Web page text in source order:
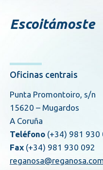
Escoitámoste
Oficinas centrais
Punta Promontoiro, s/n
15620 – Mugardos
A Coruña
Teléfono (+34) 981 930
Fax (+34) 981 930 092